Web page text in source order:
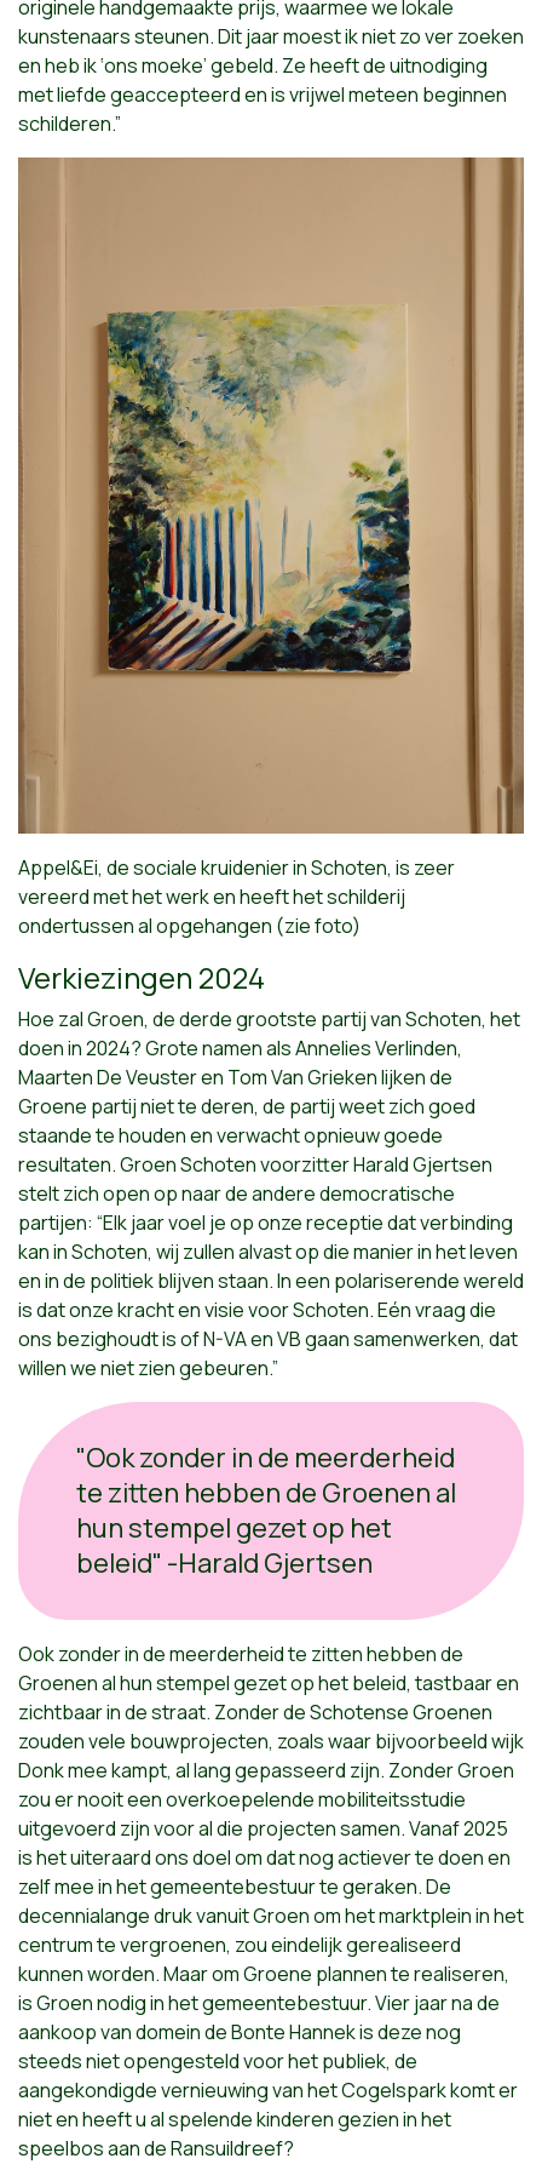
originele handgemaakte prijs, waarmee we lokale
kunstenaars steunen. Dit jaar moest ik niet zo ver zoeken
en heb ik ‘ons moeke’ gebeld. Ze heeft de uitnodiging
met liefde geaccepteerd en is vrijwel meteen beginnen
schilderen.”
Appel&Ei, de sociale kruidenier in Schoten, is zeer
vereerd met het werk en heeft het schilderij
ondertussen al opgehangen (zie foto)
Verkiezingen 2024
Hoe zal Groen, de derde grootste partij van Schoten, het
doen in 2024? Grote namen als Annelies Verlinden,
Maarten De Veuster en Tom Van Grieken lijken de
Groene partij niet te deren, de partij weet zich goed
staande te houden en verwacht opnieuw goede
resultaten. Groen Schoten voorzitter Harald Gjertsen
stelt zich open op naar de andere democratische
partijen: “Elk jaar voel je op onze receptie dat verbinding
kan in Schoten, wij zullen alvast op die manier in het leven
en in de politiek blijven staan. In een polariserende wereld
is dat onze kracht en visie voor Schoten. Eén vraag die
ons bezighoudt is of N-VA en VB gaan samenwerken, dat
willen we niet zien gebeuren.”
"Ook zonder in de meerderheid
te zitten hebben de Groenen al
hun stempel gezet op het
beleid" -Harald Gjertsen
Ook zonder in de meerderheid te zitten hebben de
Groenen al hun stempel gezet op het beleid, tastbaar en
zichtbaar in de straat. Zonder de Schotense Groenen
zouden vele bouwprojecten, zoals waar bijvoorbeeld wijk
Donk mee kampt, al lang gepasseerd zijn. Zonder Groen
zou er nooit een overkoepelende mobiliteitsstudie
uitgevoerd zijn voor al die projecten samen. Vanaf 2025
is het uiteraard ons doel om dat nog actiever te doen en
zelf mee in het gemeentebestuur te geraken. De
decennialange druk vanuit Groen om het marktplein in het
centrum te vergroenen, zou eindelijk gerealiseerd
kunnen worden. Maar om Groene plannen te realiseren,
is Groen nodig in het gemeentebestuur. Vier jaar na de
aankoop van domein de Bonte Hannek is deze nog
steeds niet opengesteld voor het publiek, de
aangekondigde vernieuwing van het Cogelspark komt er
niet en heeft u al spelende kinderen gezien in het
speelbos aan de Ransuildreef?